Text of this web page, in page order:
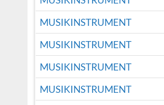
MUSIKINSTRUMENT
MUSIKINSTRUMENT
MUSIKINSTRUMENT
MUSIKINSTRUMENT